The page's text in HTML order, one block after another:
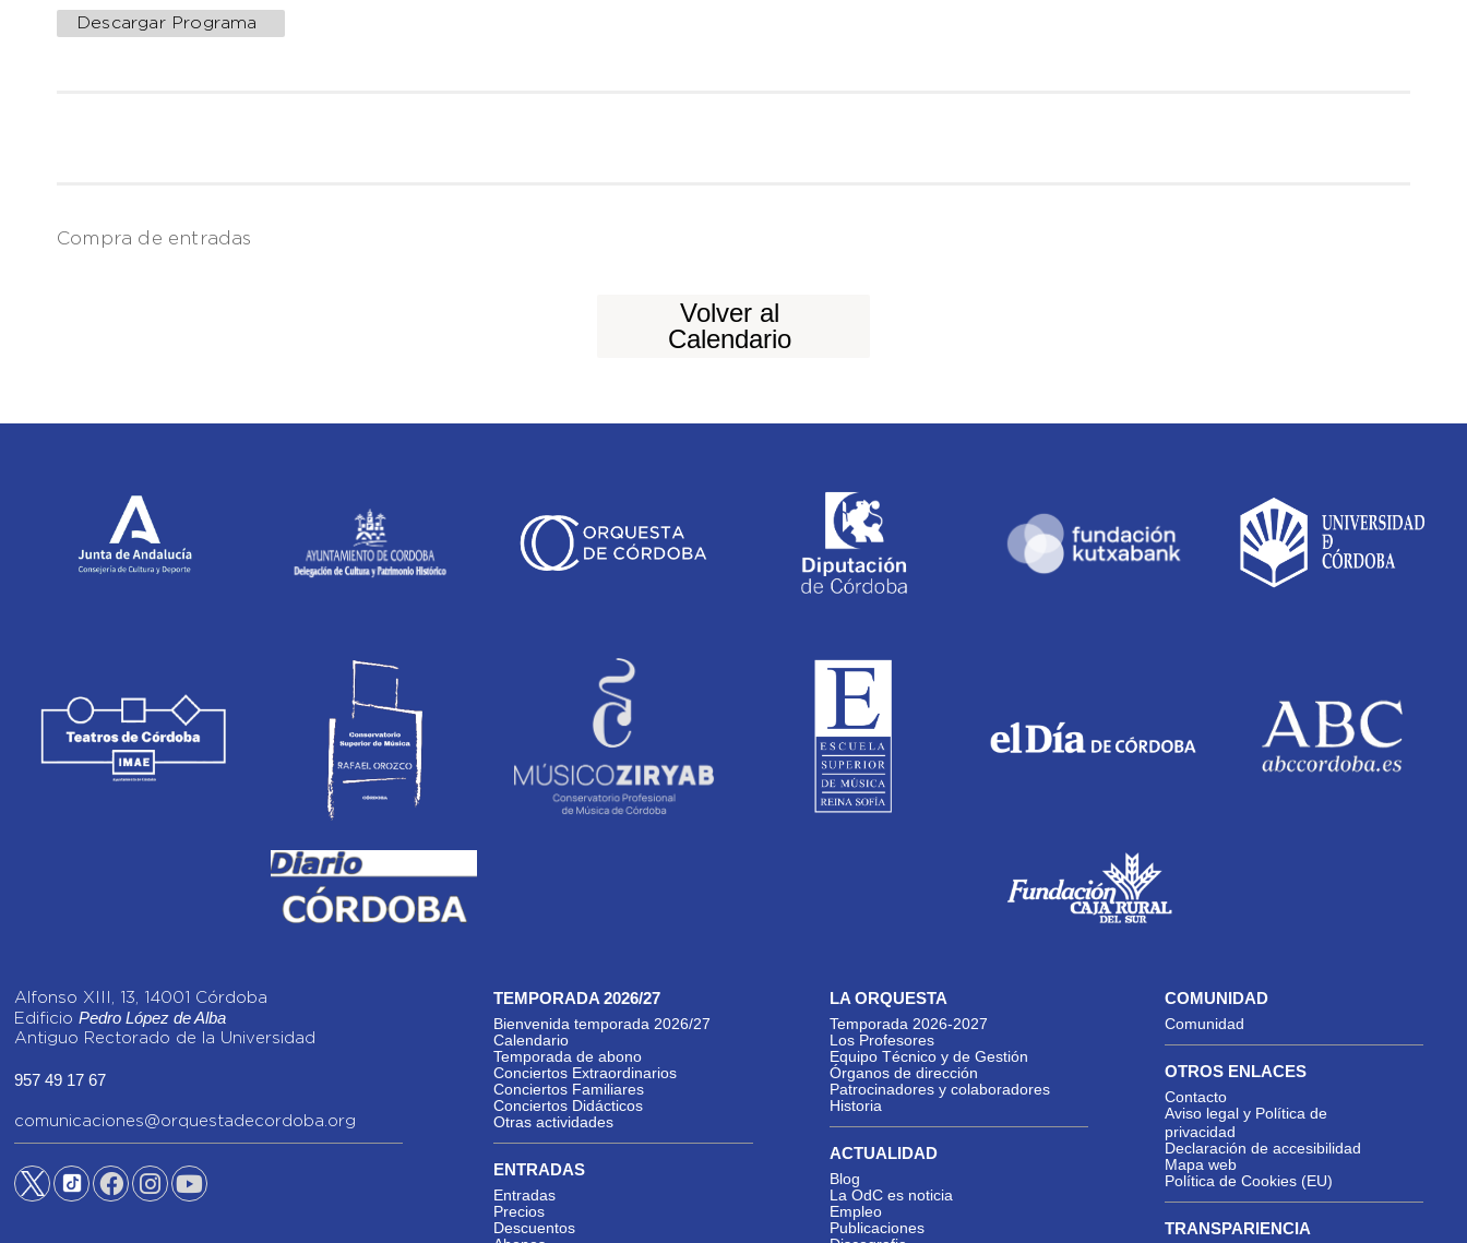
Descargar Programa
Compra de entradas
Volver al
Calendario
Alfonso XIII, 13, 14001 Córdoba
EdificioPedro López de Alba
Antiguo Rectorado de la Universidad
957 49 17 67
comunicaciones@orquestadecordoba.org
TEMPORADA 2026/27
Bienvenida temporada 2026/27
Calendario
Temporada de abono
Conciertos Extraordinarios
Conciertos Familiares
Conciertos Didácticos
Otras actividades
ENTRADAS
Entradas
Precios
Descuentos
LA ORQUESTA
Temporada 2026-2027
Los Profesores
Equipo Técnico y de Gestión
Órganos de dirección
Patrocinadores y colaboradores
Historia
ACTUALIDAD
Blog
La OdC es noticia
Empleo
Publicaciones
COMUNIDAD
Comunidad
OTROS ENLACES
Contacto
Aviso legal y Política de
privacidad
Declaración de accesibilidad
Mapa web
Política de Cookies (EU)
TRANSPARIENCIA